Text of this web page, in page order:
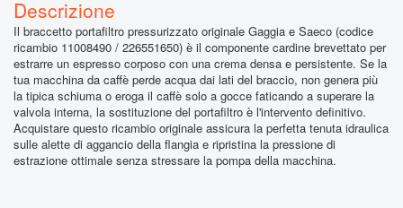
Il braccetto portafiltro pressurizzato originale Gaggia e Saeco (codice
ricambio 11008490 / 226551650) è il componente cardine brevettato per
estrarre un espresso corposo con una crema densa e persistente. Se la
tua macchina da caffè perde acqua dai lati del braccio, non genera più
la tipica schiuma o eroga il caffè solo a gocce faticando a superare la
valvola interna, la sostituzione del portafiltro è l'intervento definitivo.
Acquistare questo ricambio originale assicura la perfetta tenuta idraulica
sulle alette di aggancio della flangia e ripristina la pressione di
estrazione ottimale senza stressare la pompa della macchina.